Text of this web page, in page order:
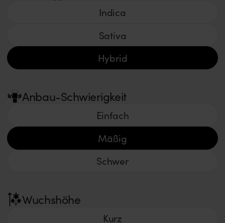
Indica
Sativa
Hybrid
Anbau-Schwierigkeit
Einfach
Mäßig
Schwer
Wuchshöhe
Kurz